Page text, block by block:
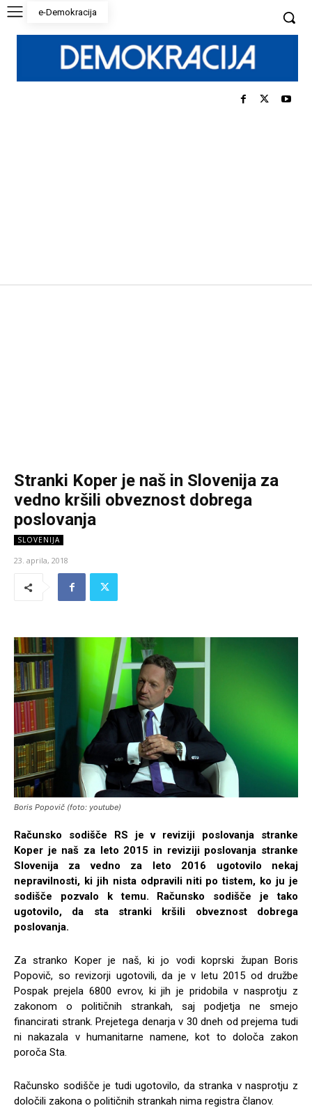
e-Demokracija
Stranki Koper je naš in Slovenija za
vedno kršili obveznost dobrega
poslovanja
SLOVENIJA
23. aprila, 2018
Boris Popovič (foto: youtube)
Računsko sodišče RS je v reviziji poslovanja stranke
Koper je naš za leto 2015 in reviziji poslovanja stranke
Slovenija za vedno za leto 2016 ugotovilo nekaj
nepravilnosti, ki jih nista odpravili niti po tistem, ko ju je
sodišče pozvalo k temu. Računsko sodišče je tako
ugotovilo, da sta stranki kršili obveznost dobrega
poslovanja.
Za stranko Koper je naš, ki jo vodi koprski župan Boris
Popovič, so revizorji ugotovili, da je v letu 2015 od družbe
Pospak prejela 6800 evrov, ki jih je pridobila v nasprotju z
zakonom o političnih strankah, saj podjetja ne smejo
financirati strank. Prejetega denarja v 30 dneh od prejema tudi
ni nakazala v humanitarne namene, kot to določa zakon
poroča Sta.
Računsko sodišče je tudi ugotovilo, da stranka v nasprotju z
določili zakona o političnih strankah nima registra članov.